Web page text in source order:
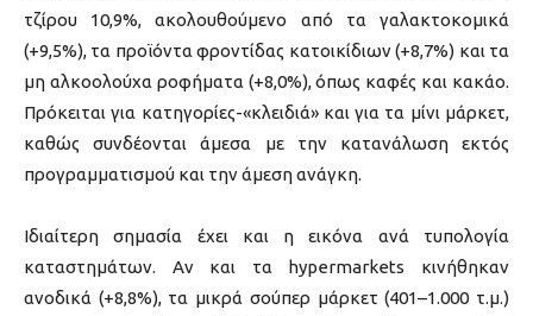
τζίρου 10,9%, ακολουθούμενο από τα γαλακτοκομικά
(+9,5%), τα προϊόντα φροντίδας κατοικίδιων (+8,7%) και τα
μη αλκοολούχα ροφήματα (+8,0%), όπως καφές και κακάο.
Πρόκειται για κατηγορίες-«κλειδιά» και για τα μίνι μάρκετ,
καθώς συνδέονται άμεσα με την κατανάλωση εκτός
προγραμματισμού και την άμεση ανάγκη.
Ιδιαίτερη σημασία έχει και η εικόνα ανά τυπολογία
καταστημάτων. Αν και τα hypermarkets κινήθηκαν
ανοδικά (+8,8%), τα μικρά σούπερ μάρκετ (401–1.000 τ.μ.)